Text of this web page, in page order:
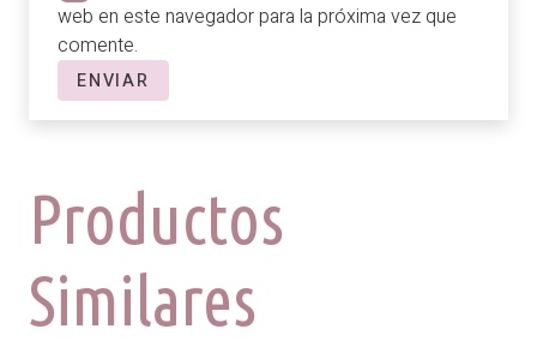
web en este navegador para la próxima vez que
comente.
Productos
Similares